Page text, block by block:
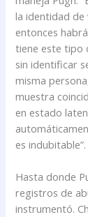
la identidad de
entonces
tiene este tipo
sin identificar
misma
muestra
en estado
es indubitable”.
Hasta donde
registros de
instrumentó.